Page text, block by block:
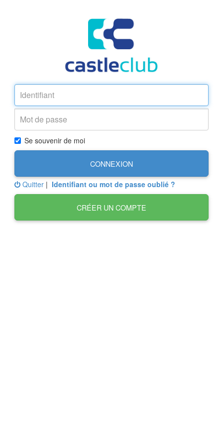
Se souvenir de moi
CONNEXION
Quitter | Identifiant ou mot de passe oublié ?
CRÉER UN COMPTE